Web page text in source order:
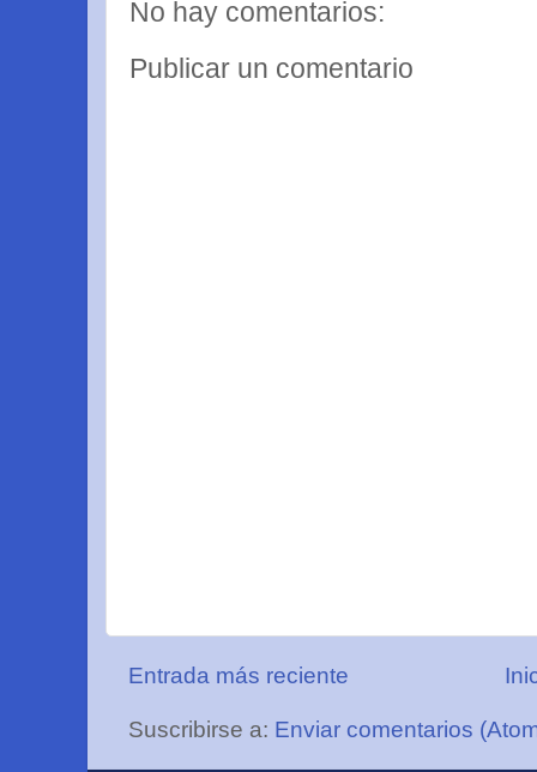
No hay comentarios:
Publicar un comentario
Entrada más reciente
Suscribirse a: Enviar comentarios